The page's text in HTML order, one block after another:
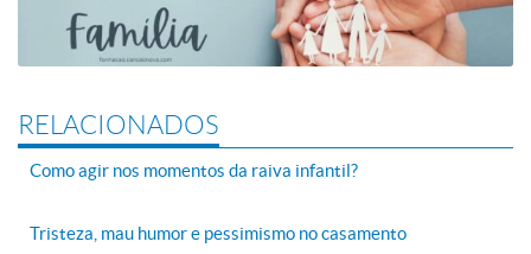
RELACIONADOS
Como agir nos momentos da raiva infantil?
Tristeza, mau humor e pessimismo no casamento